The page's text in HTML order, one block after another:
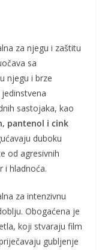
za njegu i zaštitu
sa
njegu i brze
sastojaka, kao
pantenol i cink
duboku
od agresivnih
i hladnoća.
za intenzivnu
Obogaćena je
koji stvaraju film
gubljenje